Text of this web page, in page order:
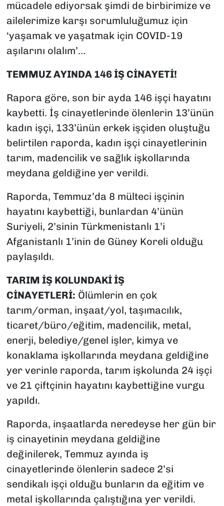
mücadele ediyorsak şimdi de birbirimize ve
ailelerimize karşı sorumluluğumuz için
‘yaşamak ve yaşatmak için COVID-19
aşılarını olalım’…
TEMMUZ AYINDA 146 İŞ CİNAYETİ!
Rapora göre, son bir ayda 146 işçi hayatını
kaybetti. İş cinayetlerinde ölenlerin 13’ünün
kadın işçi, 133’ünün erkek işçiden oluştuğu
belirtilen raporda, kadın işçi cinayetlerinin
tarım, madencilik ve sağlık işkollarında
meydana geldiğine yer verildi.
Raporda, Temmuz’da 8 mülteci işçinin
hayatını kaybettiği, bunlardan 4’ünün
Suriyeli, 2’sinin Türkmenistanlı 1’i
Afganistanlı 1’inin de Güney Koreli olduğu
paylaşıldı.
TARIM İŞ KOLUNDAKİ İŞ
CİNAYETLERİ: Ölümlerin en çok
tarım/orman, inşaat/yol, taşımacılık,
ticaret/büro/eğitim, madencilik, metal,
enerji, belediye/genel işler, kimya ve
konaklama işkollarında meydana geldiğine
yer verinle raporda, tarım işkolunda 24 işçi
ve 21 çiftçinin hayatını kaybettiğine vurgu
yapıldı.
Raporda, inşaatlarda neredeyse her gün bir
iş cinayetinin meydana geldiğine
değinilerek, Temmuz ayında iş
cinayetlerinde ölenlerin sadece 2’si
sendikalı işçi olduğu bunların da eğitim ve
metal işkollarında çalıştığına yer verildi.